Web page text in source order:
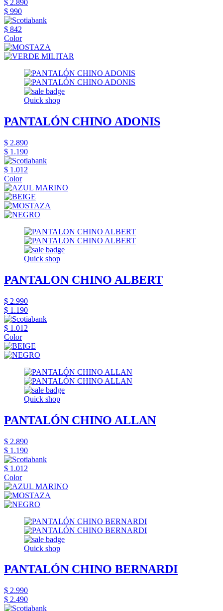
$ 2.890
$ 990
$ 842
Color
Quick shop
PANTALÓN CHINO ADONIS
$ 2.890
$ 1.190
$ 1.012
Color
Quick shop
PANTALON CHINO ALBERT
$ 2.990
$ 1.190
$ 1.012
Color
Quick shop
PANTALÓN CHINO ALLAN
$ 2.890
$ 1.190
$ 1.012
Color
Quick shop
PANTALÓN CHINO BERNARDI
$ 2.990
$ 2.490